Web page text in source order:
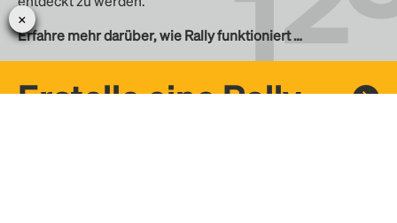
Erfahre mehr darüber, wie Rally funktioniert …
Erstelle eine Rally